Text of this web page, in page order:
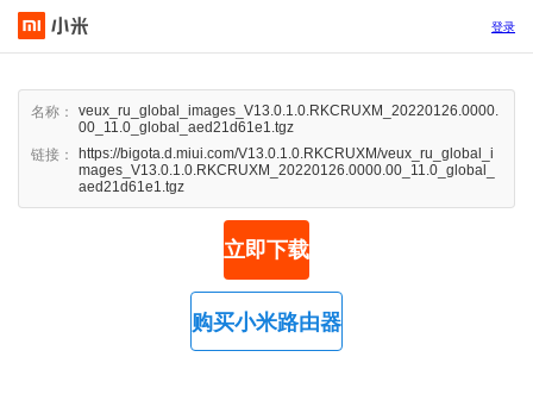
登录
名称：
veux_ru_global_images_V13.0.1.0.RKCRUXM_20220126.0000.
00_11.0_global_aed21d61e1.tgz
链接：
https://bigota.d.miui.com/V13.0.1.0.RKCRUXM/veux_ru_global_i
mages_V13.0.1.0.RKCRUXM_20220126.0000.00_11.0_global_
aed21d61e1.tgz
立即下载
购买小米路由器